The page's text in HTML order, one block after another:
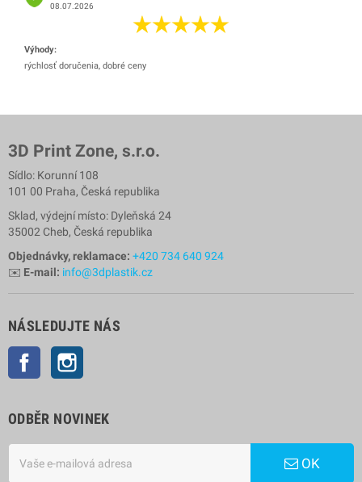
08.07.2026
Výhody:
rýchlosť doručenia, dobré ceny
3D Print Zone, s.r.o.
Sídlo: Korunní 108
101 00 Praha, Česká republika
Sklad, výdejní místo: Dyleňská 24
35002 Cheb, Česká republika
Objednávky, reklamace: +420 734 640 924
✉️ E-mail: info@3dplastik.cz
NÁSLEDUJTE NÁS
Facebook
ODBĚR NOVINEK
OK